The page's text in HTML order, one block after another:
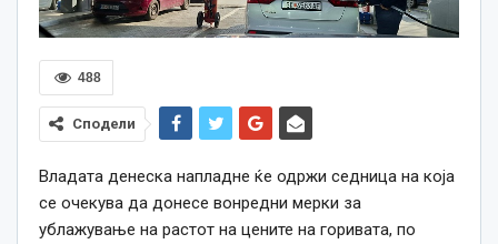
488
Сподели
Владата денеска напладне ќе одржи седница на која
се очекува да донесе вонредни мерки за
ублажување на растот на цените на горивата, по